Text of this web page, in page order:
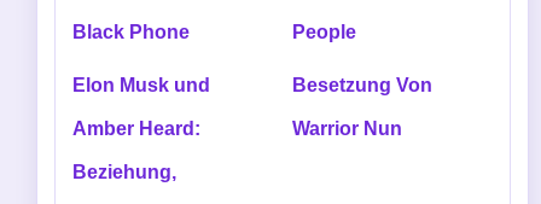
Black Phone People
Elon Musk und
Amber Heard:
Beziehung,
Besetzung Von
Warrior Nun